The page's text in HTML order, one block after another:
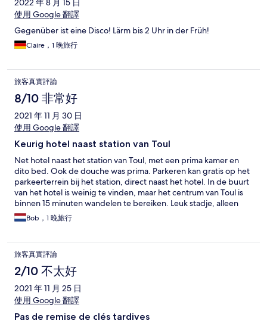
2022 年 8 月 15 日
使用 Google 翻譯
Gegenüber ist eine Disco! Lärm bis 2 Uhr in der Früh!
Claire，1 晚旅行
旅客真實評論
8/10 非常好
2021 年 11 月 30 日
使用 Google 翻譯
Keurig hotel naast station van Toul
Net hotel naast het station van Toul, met een prima kamer en
dito bed. Ook de douche was prima. Parkeren kan gratis op het
parkeerterrein bij het station, direct naast het hotel. In de buurt
van het hotel is weinig te vinden, maar het centrum van Toul is
binnen 15 minuten wandelen te bereiken. Leuk stadje, alleen
jammer dat op de zondagavond dat ik er was bijna alles dicht
was. Wat dat betreft is Nancy (20 minuten rijden) een beter
Bob，1 晚旅行
旅客真實評論
2/10 不太好
2021 年 11 月 25 日
使用 Google 翻譯
Pas de remise de clés tardives